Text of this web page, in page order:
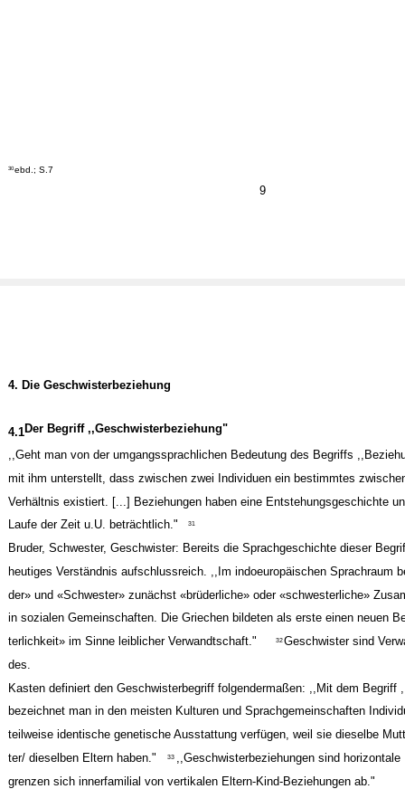
9
30 ebd.; S.7
4. Die Geschwisterbeziehung
4.1Der Begriff ,,Geschwisterbeziehung"
,,Geht man von der umgangssprachlichen Bedeutung des Begriffs
mit ihm unterstellt, dass zwischen zwei Individuen ein bestimmtes
Verhältnis existiert. [...] Beziehungen haben eine Entstehungsgeschichte
Laufe der Zeit u.U. beträchtlich."
31
Bruder, Schwester, Geschwister: Bereits die Sprachgeschichte dieser
heutiges Verständnis aufschlussreich. ,,Im indoeuropäischen Sprachraum
der» und «Schwester» zunächst «brüderliche» oder «schwesterliche»
in sozialen Gemeinschaften. Die Griechen bildeten als erste einen neuen
terlichkeit» im Sinne leiblicher Verwandtschaft."
32Geschwister sind
des.
Kasten definiert den Geschwisterbegriff folgendermaßen: ,,Mit dem Begriff
bezeichnet man in den meisten Kulturen und Sprachgemeinschaften
teilweise identische genetische Ausstattung verfügen, weil sie dieselbe
ter/ dieselben Eltern haben."
33
,,Geschwisterbeziehungen sind
grenzen sich innerfamilial von vertikalen Eltern-Kind-Beziehungen ab."